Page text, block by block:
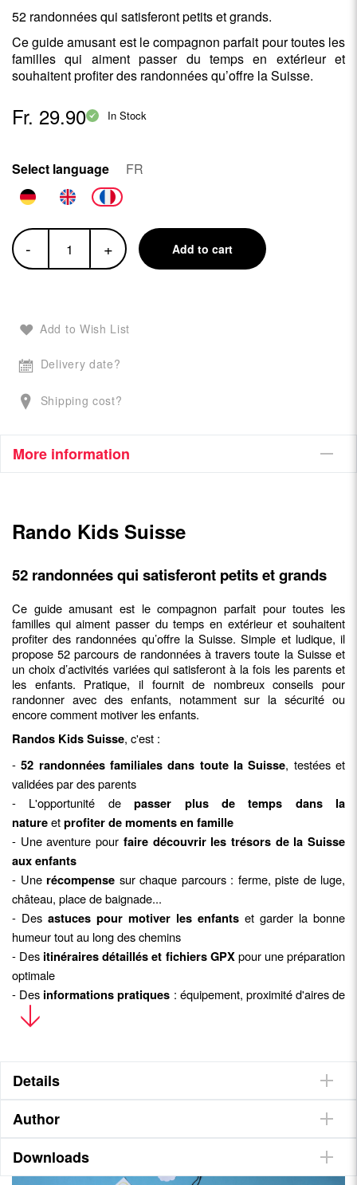
52 randonnées qui satisferont petits et grands.
Ce guide amusant est le compagnon parfait pour toutes les
familles qui aiment passer du temps en extérieur et
souhaitent profiter des randonnées qu’offre la Suisse.
Fr. 29.90 In Stock
Select language FR
- + Add to cart
Add to Wish List
Delivery date?
Shipping cost?
More information
Rando Kids Suisse
52 randonnées qui satisferont petits et grands
Ce guide amusant est le compagnon parfait pour toutes les
familles qui aiment passer du temps en extérieur et souhaitent
profiter des randonnées qu’offre la Suisse. Simple et ludique, il
propose 52 parcours de randonnées à travers toute la Suisse et
un choix d’activités variées qui satisferont à la fois les parents et
les enfants. Pratique, il fournit de nombreux conseils pour
randonner avec des enfants, notamment sur la sécurité ou
encore comment motiver les enfants.
Randos Kids Suisse, c'est :
-52 randonnées familiales dans toute la Suisse, testées et
validées par des parents
- L'opportunité depasser plus de temps dans la
natureetprofiter de moments en famille
- Une aventure pour faire découvrir les trésors de la Suisse
aux enfants
- Une récompense sur chaque parcours : ferme, piste de luge,
château, place de baignade...
- Des astuces pour motiver les enfants et garder la bonne
humeur tout au long des chemins
- Des itinéraires détaillés et fichiers GPXpour une préparation
optimale
- Des informations pratiques : équipement, proximité d'aires de
jeu ou de pique-nique, de toilettes ou encore accessibilité aux
poussettes
Details
Author
Downloads